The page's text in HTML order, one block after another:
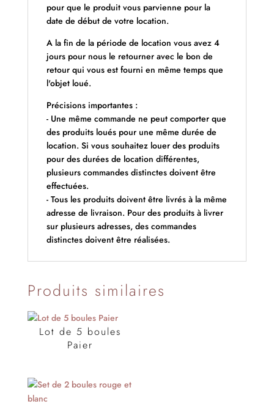
pour que le produit vous parvienne pour la
date de début de votre location.
A la fin de la période de location vous avez 4
jours pour nous le retourner avec le bon de
retour qui vous est fourni en même temps que
l'objet loué.
Précisions importantes :
- Une même commande ne peut comporter que
des produits loués pour une même durée de
location. Si vous souhaitez louer des produits
pour des durées de location différentes,
plusieurs commandes distinctes doivent être
effectuées.
- Tous les produits doivent être livrés à la même
adresse de livraison. Pour des produits à livrer
sur plusieurs adresses, des commandes
distinctes doivent être réalisées.
Produits similaires
Lot de 5 boules
Paier